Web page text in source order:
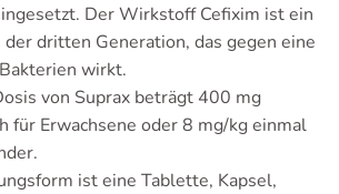
Der Wirkstoff Cefixim ist ein
dritten Generation, das gegen eine
wirkt.
von Suprax beträgt 400 mg
für Erwachsene oder 8 mg/kg einmal
ist eine Tablette, Kapsel,